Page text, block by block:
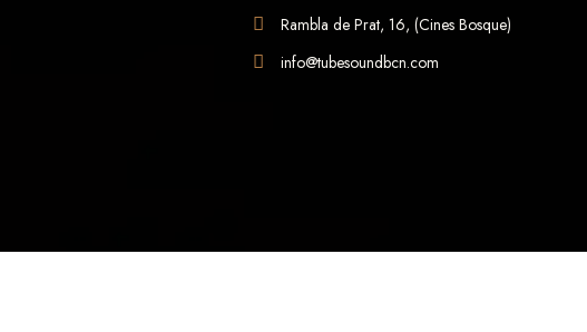
Rambla de Prat, 16, (Cines Bosque)
info@tubesoundbcn.com